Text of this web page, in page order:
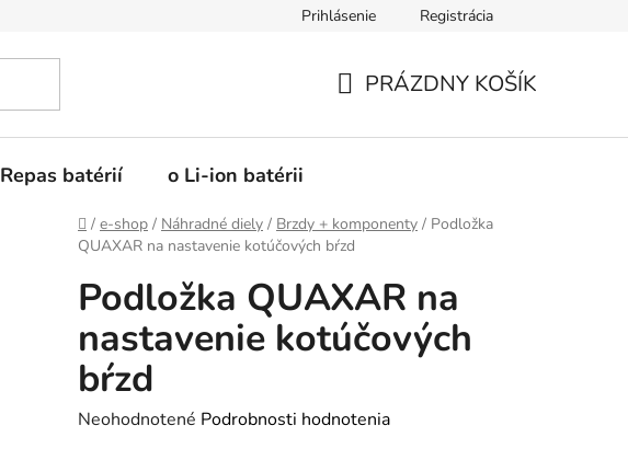
Prihlásenie Registrácia
PRÁZDNY KOŠÍK
Repas batérií o Li-ion batérii
Domov
/ e-shop / Náhradné diely / Brzdy + komponenty / Podložka
QUAXAR na nastavenie kotúčových bŕzd
Podložka QUAXAR na
nastavenie kotúčových
bŕzd
Priemerné
Neohodnotené Podrobnosti hodnotenia